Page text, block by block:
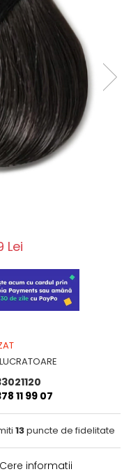
Lei
11 99 07
13puncte de fidelitate
Cere informatii